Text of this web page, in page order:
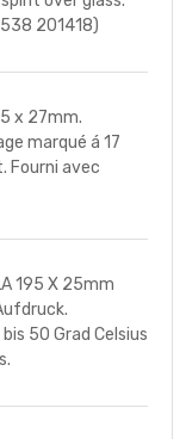
201418)
x 27mm.
marqué á 17
Fourni avec
195 X 25mm
50 Grad Celsius